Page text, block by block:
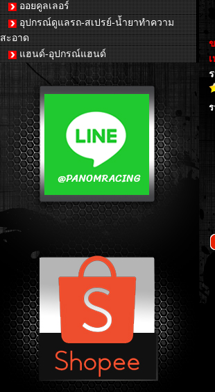
ออยคูลเลอร์
อุปกรณ์ดูแลรถ-สเปรย์-น้ำยาทำความ
สะอาด
แฮนด์-อุปกรณ์แฮนด์